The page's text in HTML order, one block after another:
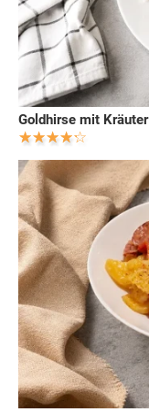
Goldhirse mit Kräuter